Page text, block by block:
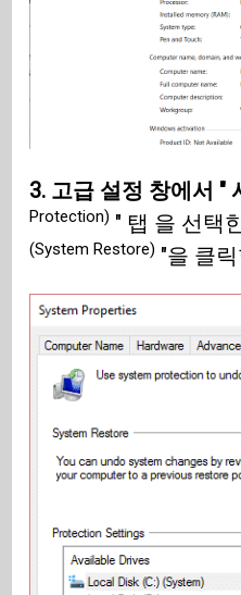
3. 고급 설정 창에서 "
Protection) " 탭 을 선택
(System Restore) "을 클